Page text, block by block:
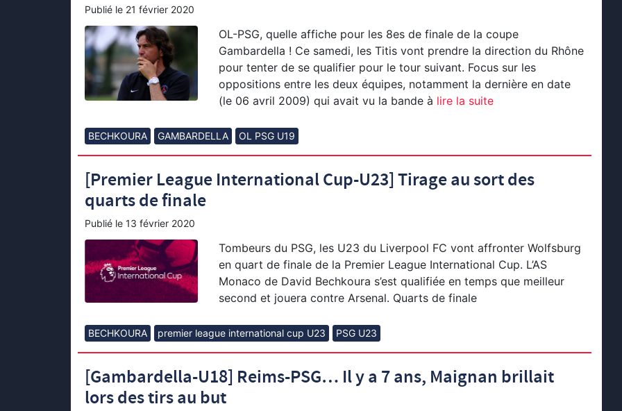
Publié le 21 février 2020
OL-PSG, quelle affiche pour les 8es de finale de la coupe
Gambardella ! Ce samedi, les Titis vont prendre la direction du Rhône
pour tenter de se qualifier pour le tour suivant. Focus sur les
oppositions entre les deux équipes, notamment la dernière en date
(le 06 avril 2009) qui avait vu la bande à lire la suite
BECHKOURA GAMBARDELLA OL PSG U19
[Premier League International Cup-U23] Tirage au sort des
quarts de finale
Publié le 13 février 2020
Tombeurs du PSG, les U23 du Liverpool FC vont affronter Wolfsburg
en quart de finale de la Premier League International Cup. L’AS
Monaco de David Bechkoura s’est qualifiée en temps que meilleur
second et jouera contre Arsenal. Quarts de finale
BECHKOURA premier league international cup U23 PSG U23
[Gambardella-U18] Reims-PSG… Il y a 7 ans, Maignan brillait
lors des tirs au but